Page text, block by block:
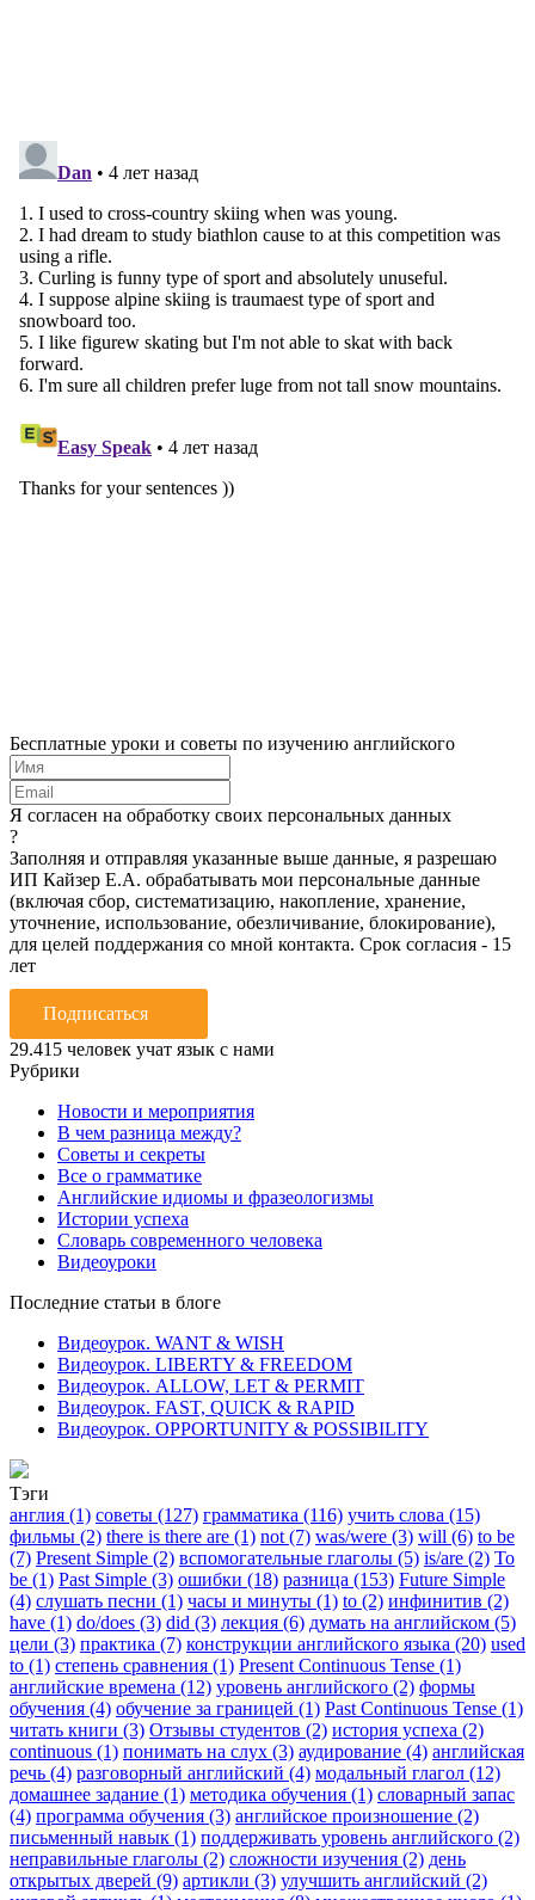
Бесплатные уроки и советы по изучению английского
Я согласен на обработку своих персональных данных
?
Заполняя и отправляя указанные выше данные, я разрешаю
ИП Кайзер Е.А. обрабатывать мои персональные данные
(включая сбор, систематизацию, накопление, хранение,
уточнение, использование, обезличивание, блокирование),
для целей поддержания со мной контакта. Срок согласия - 15
лет
Подписаться
29.415 человек учат язык с нами
Рубрики
Новости и мероприятия
В чем разница между?
Советы и секреты
Все о грамматике
Английские идиомы и фразеологизмы
Истории успеха
Словарь современного человека
Видеоуроки
Последние статьи в блоге
Видеоурок. WANT & WISH
Видеоурок. LIBERTY & FREEDOM
Видеоурок. ALLOW, LET & PERMIT
Видеоурок. FAST, QUICK & RAPID
Видеоурок. OPPORTUNITY & POSSIBILITY
Тэги
англия (1) советы (127) грамматика (116) учить слова (15)
фильмы (2) there is there are (1) not (7) was/were (3) will (6) to be
(7) Present Simple (2) вспомогательные глаголы (5) is/are (2) To
be (1) Past Simple (3) ошибки (18) разница (153) Future Simple
(4) слушать песни (1) часы и минуты (1) to (2) инфинитив (2)
have (1) do/does (3) did (3) лекция (6) думать на английском (5)
цели (3) практика (7) конструкции английского языка (20) used
to (1) степень сравнения (1) Present Continuous Tense (1)
английские времена (12) уровень английского (2) формы
обучения (4) обучение за границей (1) Past Continuous Tense (1)
читать книги (3) Отзывы студентов (2) история успеха (2)
continuous (1) понимать на слух (3) аудирование (4) английская
речь (4) разговорный английский (4) модальный глагол (12)
домашнее задание (1) методика обучения (1) словарный запас
(4) программа обучения (3) английское произношение (2)
письменный навык (1) поддерживать уровень английского (2)
неправильные глаголы (2) сложности изучения (2) день
открытых дверей (9) артикли (3) улучшить английский (2)